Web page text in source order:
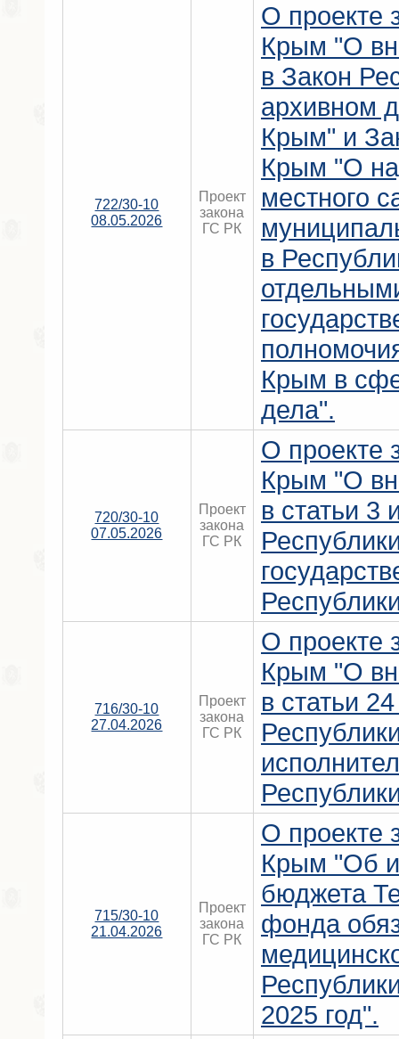
722/30-10
08.05.2026
Проект
закона
ГС РК
О проекте
Крым "О
в Закон
архивном
Крым" и
Крым "О
местного
в
Крым в
дела".
720/30-10
07.05.2026
Проект
закона
ГС РК
О проекте
Крым "О
в статьи 3
716/30-10
27.04.2026
Проект
закона
ГС РК
О проекте
Крым "О
в статьи
715/30-10
21.04.2026
Проект
закона
ГС РК
О проекте
Крым "Об
бюджета
фонда
2025 год".